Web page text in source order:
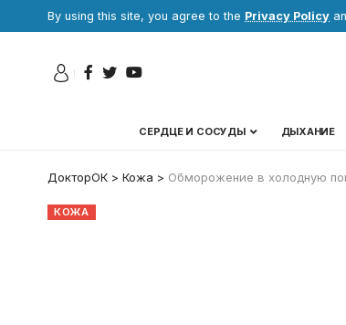
By using this site, you agree to the Privacy Policy
СЕРДЦЕ И СОСУДЫ ДЫХАНИЕ
ДокторОК > Кожа > Обморожение в холодную
КОЖА